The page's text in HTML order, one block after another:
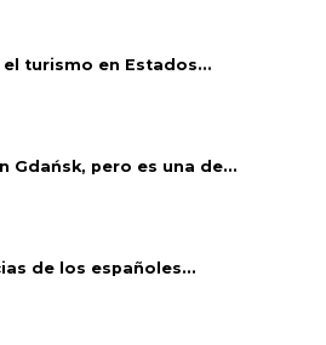
turismo en Estados...
Gdańsk, pero es una de...
de los españoles...